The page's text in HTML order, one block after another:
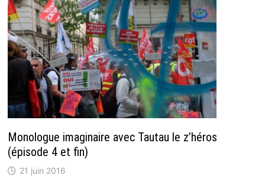
Monologue imaginaire avec Tautau le z’héros
(épisode 4 et fin)
21 juin 2016